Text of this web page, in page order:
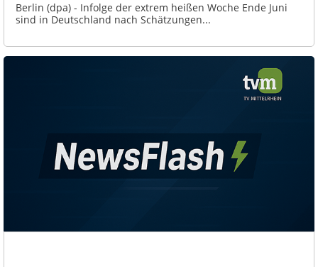
Berlin (dpa) - Infolge der extrem heißen Woche Ende Juni
sind in Deutschland nach Schätzungen...